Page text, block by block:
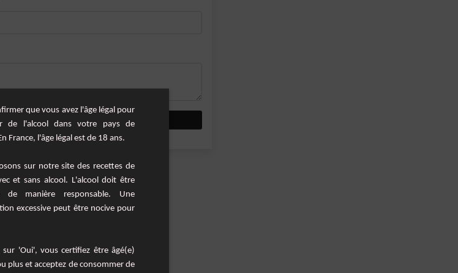
que vous avez l'âge légal pour
de l'alcool dans votre pays de
France, l'âge légal est de 18 ans.
sur notre site des recettes de
et sans alcool. L'alcool doit être
de manière responsable. Une
excessive peut être nocive pour
sur 'Oui', vous certifiez être âgé(e)
plus et acceptez de consommer de